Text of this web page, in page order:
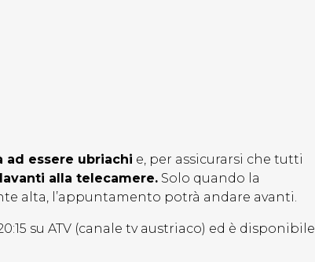
ad essere ubriachi e, per assicurarsi che tutti
alla telecamere. Solo quando la
alta, l’appuntamento potrà andare avanti.
su ATV (canale tv austriaco) ed è disponibile